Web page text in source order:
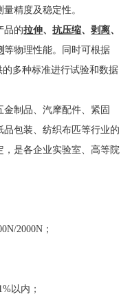
精度及稳定性。
品的拉伸、抗压缩、剥离、
等物理性能。同时可根据
多种标准进行试验和数据
制品、汽摩配件、紧固
包装、纺织布匹等行业的
是各企业实验室、高等院
2000N；
以内；